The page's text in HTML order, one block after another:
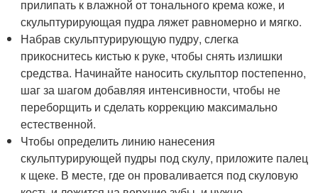
прилипать к влажной от тонального крема коже, и
скульптурирующая пудра ляжет равномерно и мягко.
Набрав скульптурирующую пудру, слегка
прикоснитесь кистью к руке, чтобы снять излишки
средства. Начинайте наносить скульптор постепенно,
шаг за шагом добавляя интенсивности, чтобы не
переборщить и сделать коррекцию максимально
естественной.
Чтобы определить линию нанесения
скульптурирующей пудры под скулу, приложите палец
к щеке. В месте, где он проваливается под скуловую